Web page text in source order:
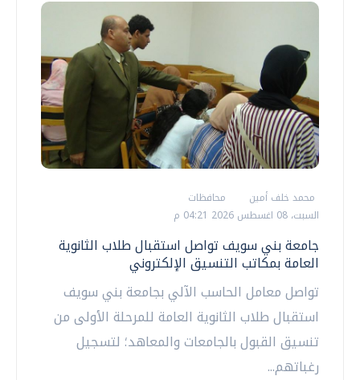
محمد خلف أمين
محافظات
السبت، 08 اغسطس 2026 04:21 م
جامعة بني سويف تواصل استقبال طلاب الثانوية
العامة بمكاتب التنسيق الإلكتروني
تواصل معامل الحاسب الآلي بجامعة بني سويف
استقبال طلاب الثانوية العامة للمرحلة الأولى من
تنسيق القبول بالجامعات والمعاهد؛ لتسجيل
رغباتهم...